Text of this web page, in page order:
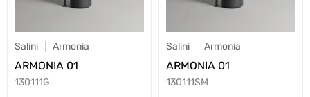
Salini Armonia
ARMONIA 01
130111G
Salini Armonia
ARMONIA 01
130111SM